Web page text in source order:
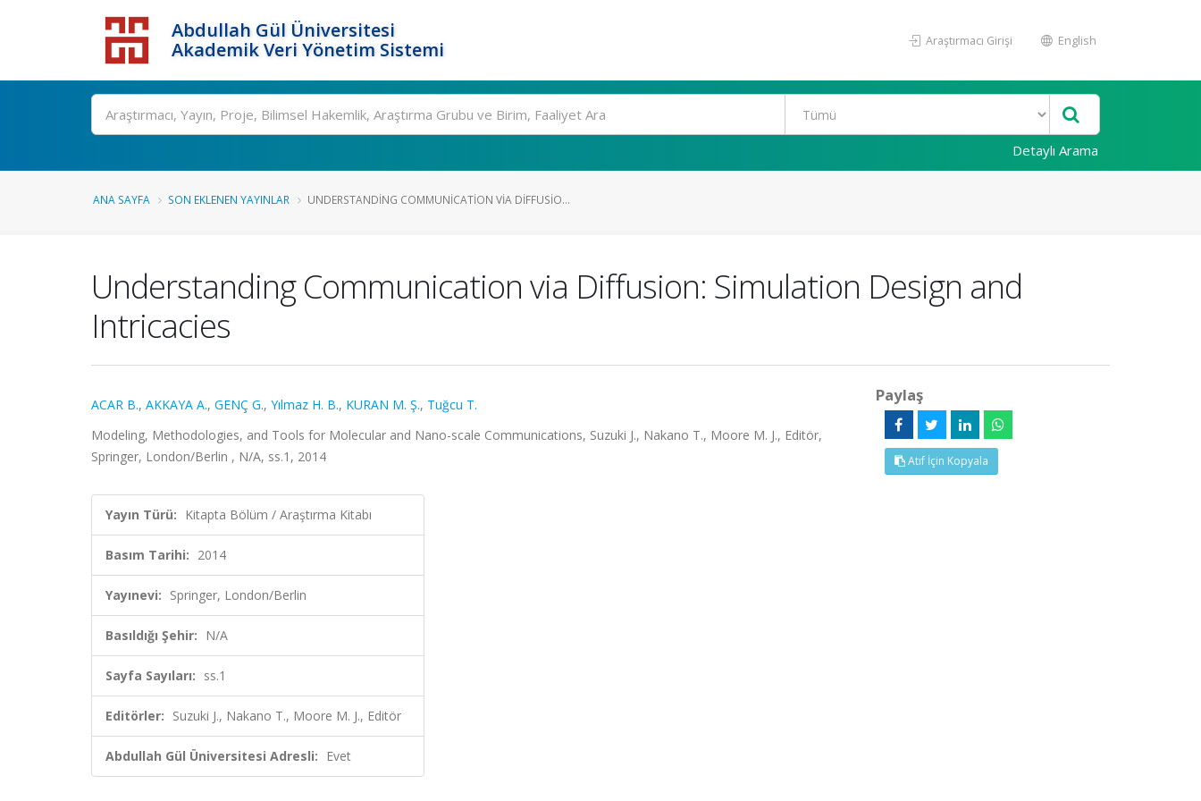
Abdullah Gül Üniversitesi
Akademik Veri Yönetim Sistemi
Araştırmacı Girişi English
Detaylı Arama
ANA SAYFA SON EKLENEN YAYINLAR UNDERSTANDING COMMUNICATION VIA DIFFUSIO...
Understanding Communication via Diffusion: Simulation Design and
Intricacies
ACAR B., AKKAYA A., GENÇ G., Yılmaz H. B., KURAN M. Ş., Tuğcu T.
Modeling, Methodologies, and Tools for Molecular and Nano-scale Communications, Suzuki J., Nakano T., Moore M. J., Editör,
Springer, London/Berlin , N/A, ss.1, 2014
Yayın Türü: Kitapta Bölüm / Araştırma Kitabı
Basım Tarihi: 2014
Yayınevi: Springer, London/Berlin
Basıldığı Şehir: N/A
Sayfa Sayıları: ss.1
Editörler: Suzuki J., Nakano T., Moore M. J., Editör
Abdullah Gül Üniversitesi Adresli: Evet
Paylaş
Atıf İçin Kopyala